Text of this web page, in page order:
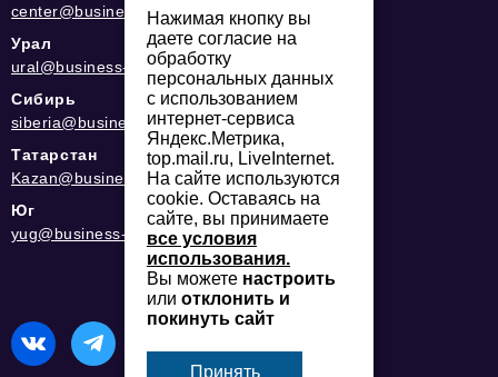
center@business-magazine.online
Урал
ural@business-magazine.online
Сибирь
siberia@business-magazine.online
Татарстан
Kazan@business-magazine.online
Юг
yug@business-magazine.online
Нажимая кнопку вы
даете согласие на
обработку
персональных данных
с использованием
интернет-сервиса
Яндекс.Метрика,
top.mail.ru, LiveInternet.
На сайте используются
cookie. Оставаясь на
сайте, вы принимаете
все условия
использования.
Вы можете настроить
или отклонить и
покинуть сайт
Принять